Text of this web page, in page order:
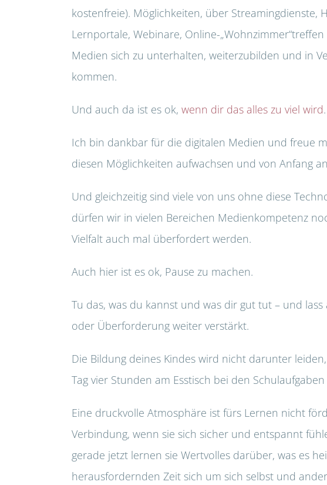
kostenfreie). Möglichkeiten, über Streamingdienste,
Lernportale, Webinare, Online-
Medien sich zu unterhalten, weiterzubilden und in
kommen.
Und auch da ist es ok, wenn dir das alles zu viel wird.
Ich bin dankbar für die digitalen Medien und freue
diesen Möglichkeiten aufwachsen und von Anfang
Und gleichzeitig sind viele von uns ohne diese
dürfen wir in vielen Bereichen Medienkompetenz
Vielfalt auch mal überfordert werden.
Auch hier ist es ok, Pause zu machen.
Tu das, was du kannst und was dir gut tut – und
oder Überforderung weiter verstärkt.
Die Bildung deines Kindes wird nicht darunter
Tag vier Stunden am Esstisch bei den Schulaufgaben
Eine druckvolle Atmosphäre ist fürs Lernen nicht
Verbindung, wenn sie sich sicher und entspannt
gerade jetzt lernen sie Wertvolles darüber, was es
herausfordernden Zeit sich um sich selbst und